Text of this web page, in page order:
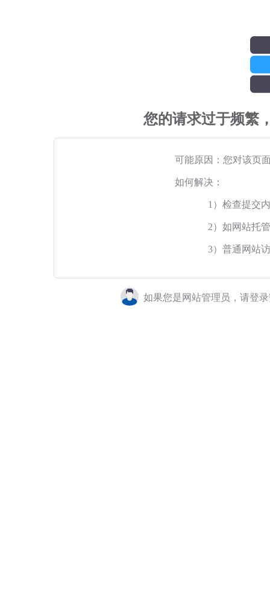
您的请求过于频繁
可能原因：您对该页
如何解决：
1）检查提交
2）如网站托
3）普通网站
如果您是网站管理员，请登